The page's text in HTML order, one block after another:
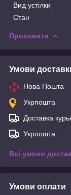
Вид устілки
Стан
Приховати
Умови
Нова Пошта
Укрпошта
Доставка
Укрпошта
Всі умови
Умови оплати